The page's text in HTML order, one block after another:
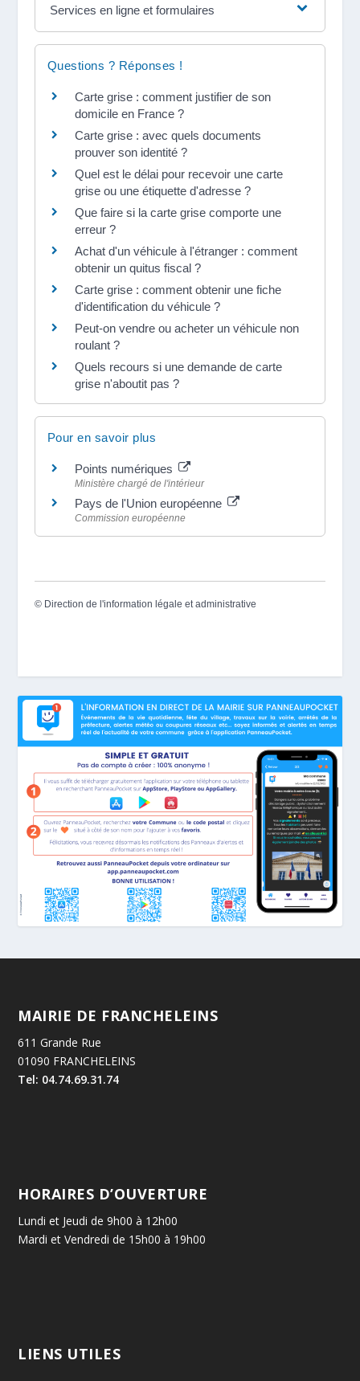
Services en ligne et formulaires
Questions ? Réponses !
Carte grise : comment justifier de son
domicile en France ?
Carte grise : avec quels documents
prouver son identité ?
Quel est le délai pour recevoir une carte
grise ou une étiquette d'adresse ?
Que faire si la carte grise comporte une
erreur ?
Achat d'un véhicule à l'étranger : comment
obtenir un quitus fiscal ?
Carte grise : comment obtenir une fiche
d'identification du véhicule ?
Peut-on vendre ou acheter un véhicule non
roulant ?
Quels recours si une demande de carte
grise n'aboutit pas ?
Pour en savoir plus
Points numériques
Ministère chargé de l'intérieur
Pays de l'Union européenne
Commission européenne
© Direction de l'information légale et administrative
MAIRIE DE FRANCHELEINS
611 Grande Rue
01090 FRANCHELEINS
Tel: 04.74.69.31.74
HORAIRES D’OUVERTURE
Lundi et Jeudi de 9h00 à 12h00
Mardi et Vendredi de 15h00 à 19h00
LIENS UTILES